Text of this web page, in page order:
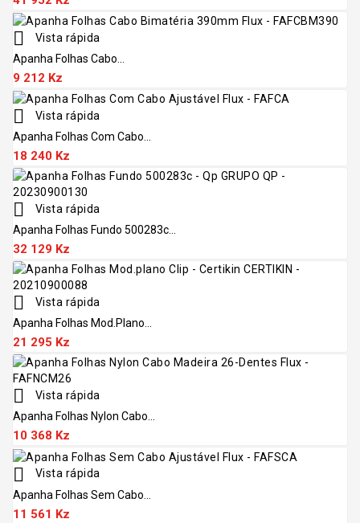

Vista rápida
Apanha Folhas Cabo...
9 212 Kz

Vista rápida
Apanha Folhas Com Cabo...
18 240 Kz

Vista rápida
Apanha Folhas Fundo 500283c...
32 129 Kz

Vista rápida
Apanha Folhas Mod.plano...
21 295 Kz

Vista rápida
Apanha Folhas Nylon Cabo...
10 368 Kz

Vista rápida
Apanha Folhas Sem Cabo...
11 561 Kz